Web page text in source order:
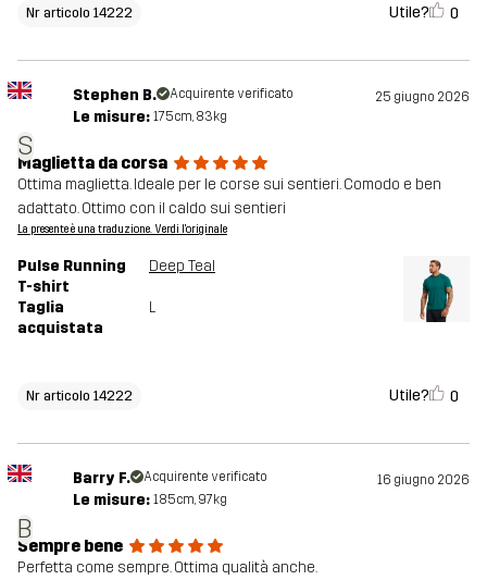
Nr articolo 14222 Utile? 0
S
Stephen B. Acquirente verificato 25 giugno 2026
Le misure: 175cm, 83kg
Maglietta da corsa
Ottima maglietta. Ideale per le corse sui sentieri. Comodo e ben
adattato. Ottimo con il caldo sui sentieri
La presente è una traduzione. Verdi l'originale
Pulse Running
T-shirt
Deep Teal
Taglia
acquistata
L
Nr articolo 14222 Utile? 0
B
Barry F. Acquirente verificato 16 giugno 2026
Le misure: 185cm, 97kg
Sempre bene
Perfetta come sempre. Ottima qualità anche.